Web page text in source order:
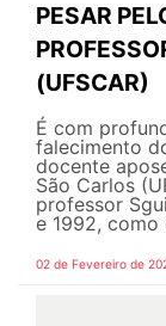
PESAR
(UFSCAR)
É com
falecimento
docente
São Carlos
professor
e 1992,
02 de Fevereiro de